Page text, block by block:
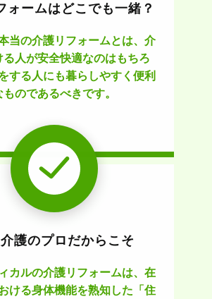
ォームはどこでも一緒？
当の介護リフォームとは、介
人が安全快適なのはもちろ
する人にも暮らしやすく便利
ものであるべきです。
護のプロだからこそ
カルの介護リフォームは、在
ける身体機能を熟知した「住